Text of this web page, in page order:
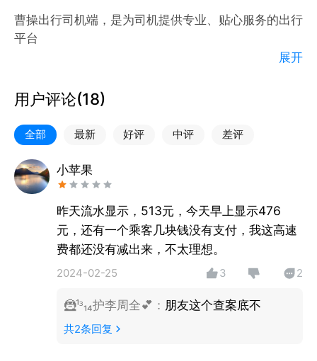
曹操出行司机端，是为司机提供专业、贴心服务的出行
平台
公车公营，接受配套管理及服务培训，适用百年伦敦出
租车的司机培训认证体系。
【智能接乘 轻松便捷】
接单清晰、定位准确，智能算法调度最快接单车辆与路
线，可设置多个行程终点，中途导航轻松便捷。
【多种业务 多重收入】
除网约车外，可接入绿色公务 （企业公务出行业务)、
曹操帮忙（同城快递业务）等多种业务类型和服务收
【奖励丰富 灵活结算】
有冲单奖励、高峰奖劢、流水奖励等丰富奖励活动；订
单统计细致、结算周期自由选择。
【关于曹操出行】
展开
用户评论(18)
全部 最新 好评 中评 差评
小苹果
昨天流水显示，513元，今天早上显示476
元，还有一个乘客几块钱没有支付，我这高速
费都还没有减出来，不太理想。
2024-02-25 3 2
🦹¹ᶟ₁₄护李周全💕 ： 朋友这个查案底不
共2条回复